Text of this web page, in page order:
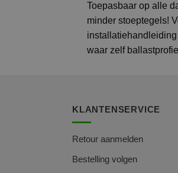
Toepasbaar op alle
minder stoeptegels!
waar zelf
KLANTENSERVICE
Retour aanmelden
Bestelling volgen